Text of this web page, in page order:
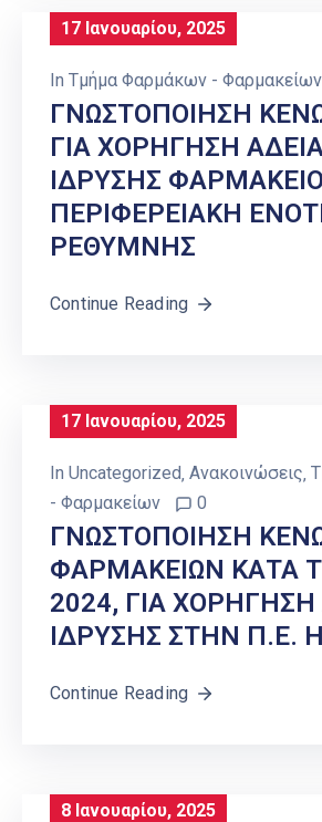
17 Ιανουαρίου, 2025
In Τμήμα Φαρμάκων - Φαρμακείων
ΓΝΩΣΤΟΠΟΙΗΣΗ
ΓΙΑ ΧΟΡΗΓΗΣΗ
ΙΔΡΥΣΗΣ
ΠΕΡΙΦΕΡΕΙΑΚΗ
ΡΕΘΥΜΝΗΣ
Continue Reading
17 Ιανουαρίου, 2025
In Uncategorized‚ Ανακοινώσεις‚
- Φαρμακείων
0
ΓΝΩΣΤΟΠΟΙΗΣΗ
ΦΑΡΜΑΚΕΙΩΝ ΚΑΤΑ
2024, ΓΙΑ ΧΟΡΗΓΗΣΗ
ΙΔΡΥΣΗΣ ΣΤΗΝ Π.Ε.
Continue Reading
8 Ιανουαρίου, 2025